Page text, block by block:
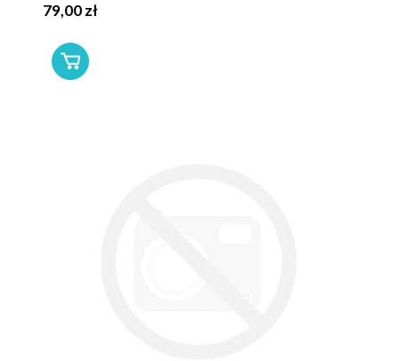
79,00 zł